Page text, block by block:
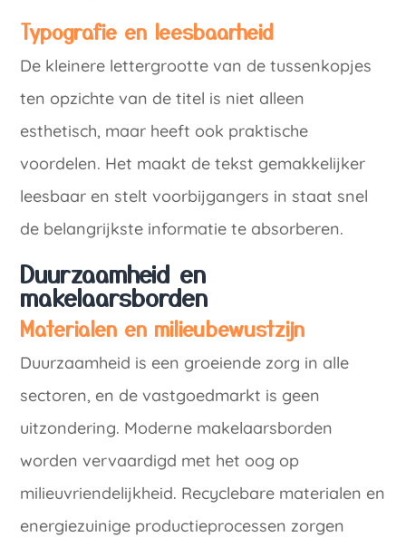
Typografie en leesbaarheid
De kleinere lettergrootte van de tussenkopjes
ten opzichte van de titel is niet alleen
esthetisch, maar heeft ook praktische
voordelen. Het maakt de tekst gemakkelijker
leesbaar en stelt voorbijgangers in staat snel
de belangrijkste informatie te absorberen.
Duurzaamheid en
makelaarsborden
Materialen en milieubewustzijn
Duurzaamheid is een groeiende zorg in alle
sectoren, en de vastgoedmarkt is geen
uitzondering. Moderne makelaarsborden
worden vervaardigd met het oog op
milieuvriendelijkheid. Recyclebare materialen en
energiezuinige productieprocessen zorgen